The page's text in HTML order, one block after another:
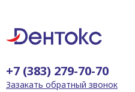
+7 (383) 279-70-70
Зазакать обратный звонок